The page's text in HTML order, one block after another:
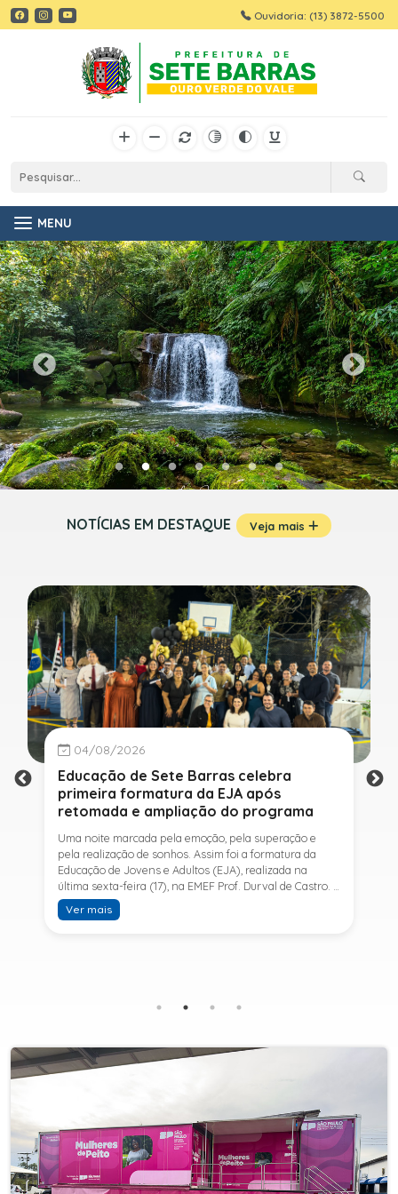
Ouvidoria: (13) 3872-5500
MENU
NOTÍCIAS EM DESTAQUE Veja mais
04/08/2026
Educação de Sete Barras celebra
primeira formatura da EJA após
retomada e ampliação do programa
Uma noite marcada pela emoção, pela superação e
pela realização de sonhos. Assim foi a formatura da
Educação de Jovens e Adultos (EJA), realizada na
última sexta-feira (17), na EMEF Prof. Durval de Castro. A
cerimônia celebrou a conclusão dos estudos de 53
alunos e entrou para a história ao marcar a primeira
SESI, ampliando o acesso à educação e oferecendo uma
retomar os estudos.A última turma da Educação de
Jovens e Adultos formada pelo município foi em 2016,
oferecida em Sete Barras e, a partir de agosto de 2025,
passou por uma importante ampliação. Em parceria
com o SESI, a Prefeitura passou a disponibilizar também
o Ensino Fundamental II (6º ao 9º ano) e o Ensino
Médio, ampliando significativamente as oportunidades
para que jovens e adultos concluam sua formação.A
Ver mais